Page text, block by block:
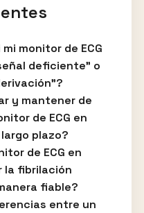
monitor de ECG
deficiente” o
y mantener de
de ECG en
plazo?
de ECG en
la fibrilación
fiable?
entre un